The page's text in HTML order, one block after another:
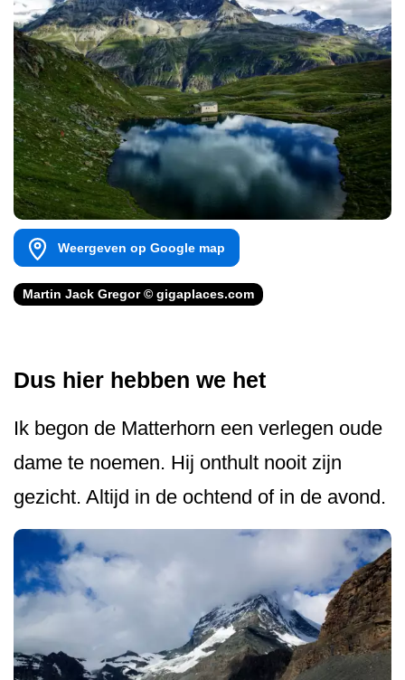
Weergeven op Google map
Martin Jack Gregor © gigaplaces.com
Dus hier hebben we het
Ik begon de Matterhorn een verlegen oude
dame te noemen. Hij onthult nooit zijn
gezicht. Altijd in de ochtend of in de avond.